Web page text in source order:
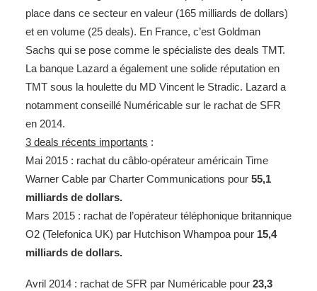
place dans ce secteur en valeur (165 milliards de dollars)
et en volume (25 deals). En France, c’est Goldman
Sachs qui se pose comme le spécialiste des deals TMT.
La banque Lazard a également une solide réputation en
TMT sous la houlette du MD Vincent le Stradic. Lazard a
notamment conseillé Numéricable sur le rachat de SFR
en 2014.
3 deals récents importants :
Mai 2015 : rachat du câblo-opérateur américain Time
Warner Cable par Charter Communications pour 55,1
milliards de dollars.
Mars 2015 : rachat de l’opérateur téléphonique britannique
O2 (Telefonica UK) par Hutchison Whampoa pour 15,4
milliards de dollars.
Avril 2014 : rachat de SFR par Numéricable pour 23,3